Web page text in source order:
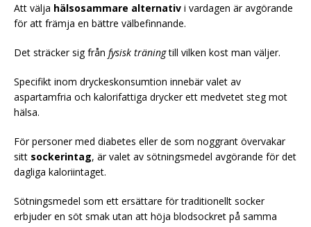
Att välja hälsosammare alternativ i vardagen är avgörande
för att främja en bättre välbefinnande.
Det sträcker sig från fysisk träningtill vilken kost man väljer.
Specifikt inom dryckeskonsumtion innebär valet av
aspartamfria och kalorifattiga drycker ett medvetet steg mot
hälsa.
För personer med diabetes eller de som noggrant övervakar
sitt sockerintag, är valet av sötningsmedel avgörande för det
dagliga kaloriintaget.
Sötningsmedel som ett ersättare för traditionellt socker
erbjuder en söt smak utan att höja blodsockret på samma